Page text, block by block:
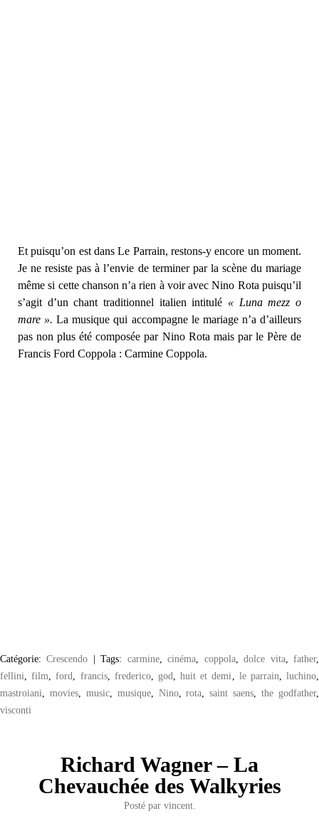
Et puisqu’on est dans Le Parrain, restons-y encore un moment.
Je ne resiste pas à l’envie de terminer par la scène du mariage
même si cette chanson n’a rien à voir avec Nino Rota puisqu’il
s’agit d’un chant traditionnel italien intitulé « Luna mezz o
mare ».La musique qui accompagne le mariage n’a d’ailleurs
pas non plus été composée par Nino Rota mais par le Père de
Francis Ford Coppola : Carmine Coppola.
Catégorie:Crescendo |Tags: carmine,cinéma, coppola,dolce vita,father,
fellini,film,ford, francis, frederico, god,huit et demi, le parrain,luchino,
mastroiani, movies, music, musique, Nino,rota,saint saens,the godfather,
visconti
Richard Wagner – La
Chevauchée des Walkyries
Posté par vincent.